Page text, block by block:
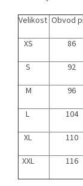
Velikost Obvod
XS
86
S
92
M
96
L
104
XL
110
XXL
116